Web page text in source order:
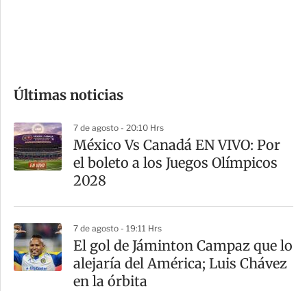
m
a
r
t
Últimas noticias
7 de agosto - 20:10 Hrs
México Vs Canadá EN VIVO: Por
el boleto a los Juegos Olímpicos
2028
7 de agosto - 19:11 Hrs
El gol de Jáminton Campaz que lo
alejaría del América; Luis Chávez
en la órbita